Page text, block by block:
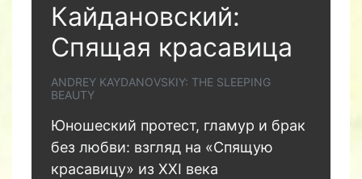
Кайдановский:
Спящая красавица
ANDREY KAYDANOVSKIY: THE SLEEPING
BEAUTY
Юношеский протест, гламур и брак
без любви: взгляд на «Спящую
красавицу» из XXI века